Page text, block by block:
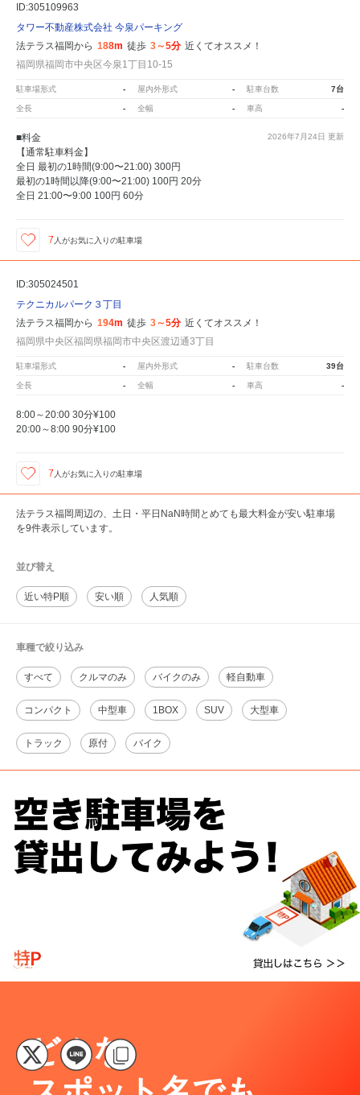
ID:305109963
タワー不動産株式会社 今泉パーキング
法テラス福岡から 188m 徒歩 3～5分 近くてオススメ！
福岡県福岡市中央区今泉1丁目10-15
駐車場形式 - 屋内外形式 - 駐車台数 7台
全長 - 全幅 - 車高 -
2026年7月24日 更新
■料金
【通常駐車料金】
全日 最初の1時間(9:00〜21:00) 300円
最初の1時間以降(9:00〜21:00) 100円 20分
全日 21:00〜9:00 100円 60分
7 人がお気に入りの駐車場
ID:305024501
テクニカルパーク３丁目
法テラス福岡から 194m 徒歩 3～5分 近くてオススメ！
福岡県中央区福岡県福岡市中央区渡辺通3丁目
駐車場形式 - 屋内外形式 - 駐車台数 39台
全長 - 全幅 - 車高 -
8:00～20:00 30分¥100
20:00～8:00 90分¥100
7 人がお気に入りの駐車場
法テラス福岡周辺の、土日・平日NaN時間とめても最大料金が安い駐車場
を9件表示しています。
並び替え
近い特P順 安い順 人気順
車種で絞り込み
すべて クルマのみ バイクのみ 軽自動車
コンパクト 中型車 1BOX SUV 大型車
トラック 原付 バイク
どんな